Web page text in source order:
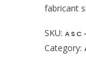
fabricant
SKU:
Category: